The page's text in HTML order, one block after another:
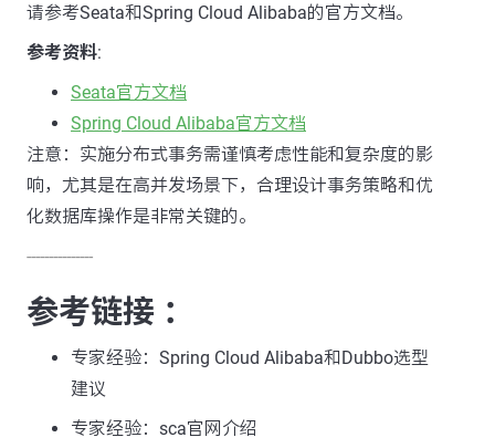
请参考Seata和Spring Cloud Alibaba的官方文档。
参考资料:
Seata官方文档
Spring Cloud Alibaba官方文档
注意：实施分布式事务需谨慎考虑性能和复杂度的影
响，尤其是在高并发场景下，合理设计事务策略和优
化数据库操作是非常关键的。
---------------
参考链接 ：
专家经验：Spring Cloud Alibaba和Dubbo选型
建议
专家经验：sca官网介绍